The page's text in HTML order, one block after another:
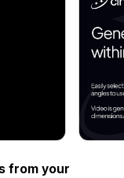
from your